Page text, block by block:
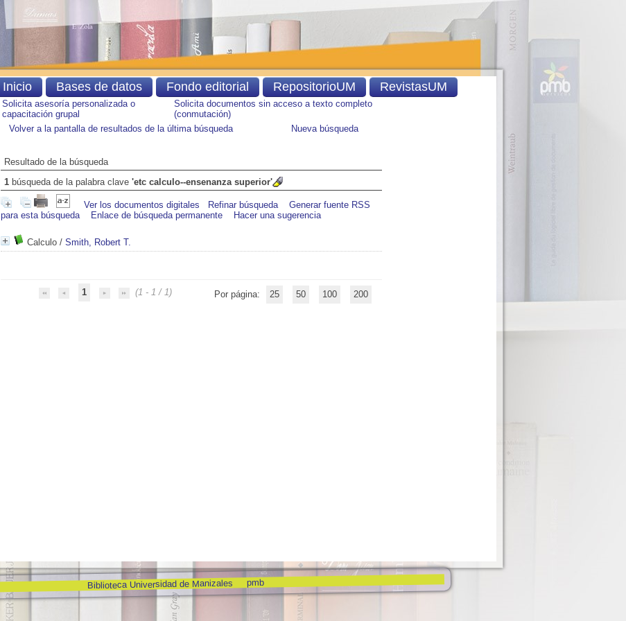
Solicita asesoría personalizada o
capacitación grupal
Solicita documentos sin acceso a texto completo
(conmutación)
Volver a la pantalla de resultados de la última búsqueda
Nueva búsqueda
Resultado de la búsqueda
1 búsqueda de la palabra clave 'etc calculo--ensenanza superior'
Ver los documentos digitales Refinar búsqueda
Generar fuente RSS
para esta búsqueda
Enlace de búsqueda permanente Hacer una sugerencia
Calculo / Smith, Robert T.
1 (1 - 1 / 1) Por página: 25 50 100 200
Biblioteca Universidad de Manizales pmb
Inicio Bases de datos Fondo editorial RepositorioUM RevistasUM